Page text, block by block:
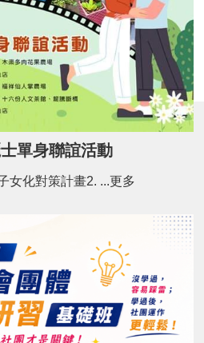
單身聯誼活動
一、目的：依據「我國少子女化對策計畫2. ...更多